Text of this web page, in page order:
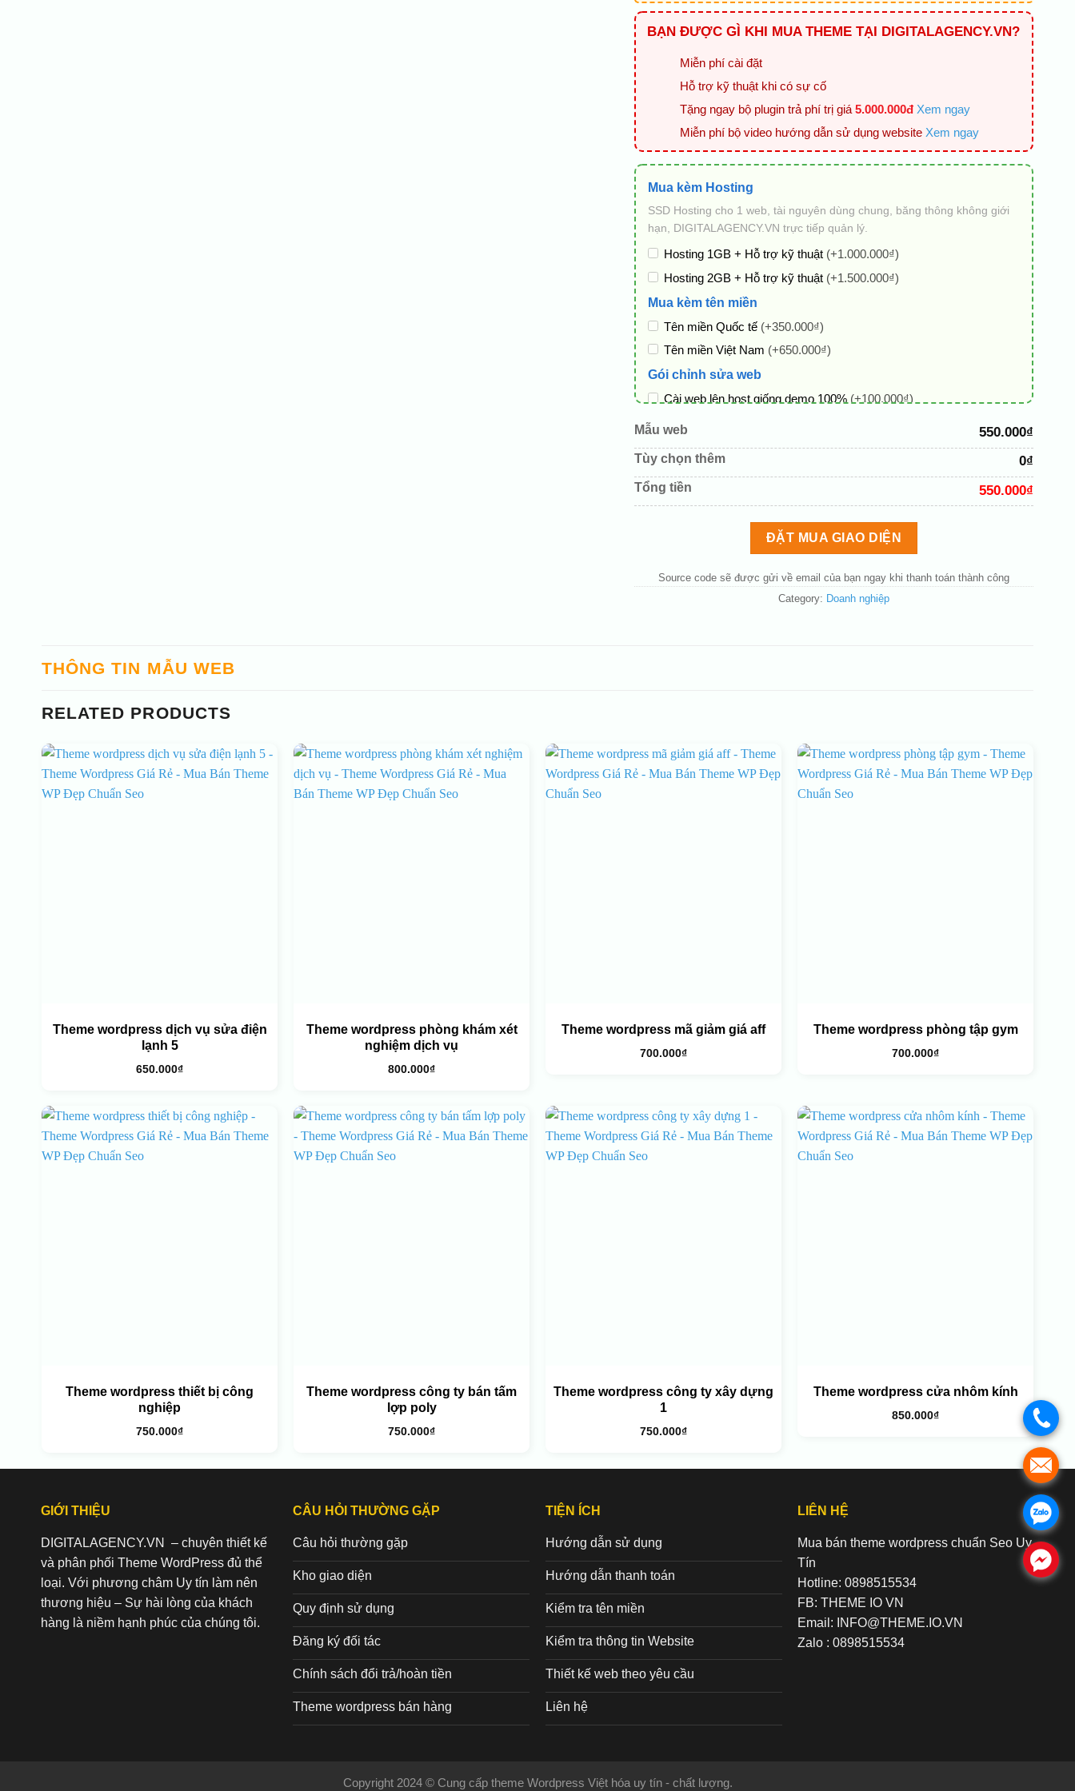
BẠN ĐƯỢC GÌ KHI MUA THEME TẠI DIGITALAGENCY.VN?
Miễn phí cài đặt
Hỗ trợ kỹ thuật khi có sự cố
Tặng ngay bộ plugin trả phí trị giá 5.000.000đ Xem ngay
Miễn phí bộ video hướng dẫn sử dụng website Xem ngay
Mua kèm Hosting
SSD Hosting cho 1 web, tài nguyên dùng chung, băng thông không giới
hạn, DIGITALAGENCY.VN trực tiếp quản lý.
Hosting 1GB + Hỗ trợ kỹ thuật (+1.000.000₫)
Hosting 2GB + Hỗ trợ kỹ thuật (+1.500.000₫)
Mua kèm tên miền
Tên miền Quốc tế (+350.000₫)
Tên miền Việt Nam (+650.000₫)
Gói chỉnh sửa web
Cài web lên host giống demo 100% (+100.000₫)
Thay logo + thông tin doanh nghiệp
Đổi màu chủ đạo theo tông của logo(+200.000₫)
Sửa danh mục và sắp xếp lại đề mục menu cho chuẩn
Thay đổi bố cục trang chủ (đơn giản)
Mẫu web 550.000₫
Tùy chọn thêm 0₫
Tổng tiền 550.000₫
ĐẶT MUA GIAO DIỆN
Source code sẽ được gửi về email của bạn ngay khi thanh toán thành công
Category: Doanh nghiệp
THÔNG TIN MẪU WEB
RELATED PRODUCTS
Theme wordpress dịch vụ sửa điện
lạnh 5
650.000₫
Theme wordpress phòng khám xét
nghiệm dịch vụ
800.000₫
Theme wordpress mã giảm giá aff
700.000₫
Theme wordpress phòng tập gym
700.000₫
Theme wordpress thiết bị công
nghiệp
750.000₫
Theme wordpress công ty bán tấm
lợp poly
750.000₫
Theme wordpress công ty xây dựng
1
750.000₫
Theme wordpress cửa nhôm kính
850.000₫
GIỚI THIỆU
DIGITALAGENCY.VN – chuyên thiết kế
và phân phối Theme WordPress đủ thể
loại. Với phương châm Uy tín làm nên
thương hiệu – Sự hài lòng của khách
hàng là niềm hạnh phúc của chúng tôi.
CÂU HỎI THƯỜNG GẶP
Câu hỏi thường gặp
Kho giao diện
Quy định sử dụng
Đăng ký đối tác
Chính sách đổi trả/hoàn tiền
Theme wordpress bán hàng
TIỆN ÍCH
Hướng dẫn sử dụng
Hướng dẫn thanh toán
Kiểm tra tên miền
Kiểm tra thông tin Website
Thiết kế web theo yêu cầu
Liên hệ
LIÊN HỆ
Mua bán theme wordpress chuẩn Seo Uy
Tín
Hotline: 0898515534
FB: THEME IO VN
Email: INFO@THEME.IO.VN
Zalo : 0898515534
Copyright 2024 © Cung cấp theme Wordpress Việt hóa uy tín - chất lượng.
.
.
.
.